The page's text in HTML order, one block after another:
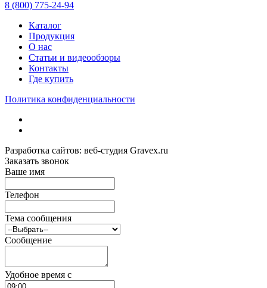
8 (800) 775-24-94
Каталог
Продукция
О нас
Статьи и видеообзоры
Контакты
Где купить
Политика конфиденциальности
Разработка сайтов: веб-студия Gravex.ru
Заказать звонок
Ваше имя
Телефон
Тема сообщения
Сообщение
Удобное время c